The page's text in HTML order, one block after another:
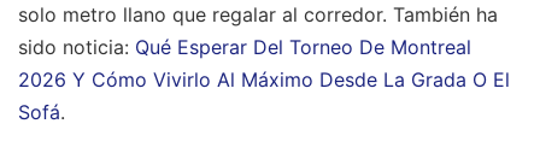
solo metro llano que regalar al corredor. También ha
sido noticia: Qué Esperar Del Torneo De Montreal
2026 Y Cómo Vivirlo Al Máximo Desde La Grada O El
Sofá.